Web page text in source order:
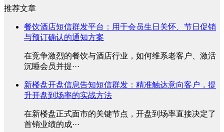
推荐文章
餐饮酒店短信群发平台：用于会员生日关怀、节日促销
与预订确认的通知方案
在竞争激烈的餐饮与酒店行业，如何维系老客户、激活
沉睡会员并提···
新楼盘开盘信息告知短信群发：精准触达意向客户，提
升开盘到场率的实战方法
在新楼盘正式面市的关键节点，开盘到场率直接决定了
首销业绩的成···